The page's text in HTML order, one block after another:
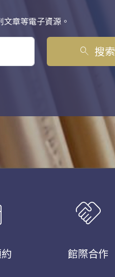
章等電子資源。
search 搜索
handshake
館際合作